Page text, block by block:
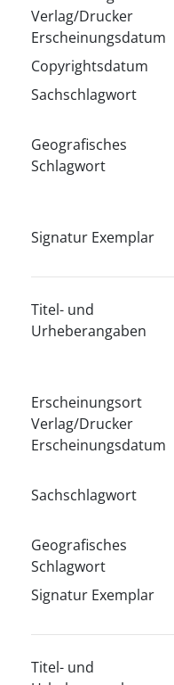
Verlag/Drucker
Erscheinungsdatum
Copyrightsdatum
Sachschlagwort
Geografisches
Schlagwort
Signatur Exemplar
Titel- und
Urheberangaben
Erscheinungsort
Verlag/Drucker
Erscheinungsdatum
Sachschlagwort
Geografisches
Schlagwort
Signatur Exemplar
Titel- und